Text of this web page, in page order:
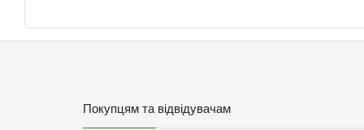
Покупцям та відвідувачам